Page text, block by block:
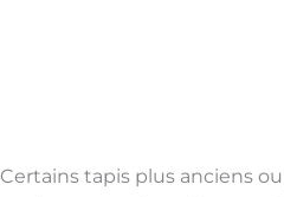
Certains tapis plus anciens